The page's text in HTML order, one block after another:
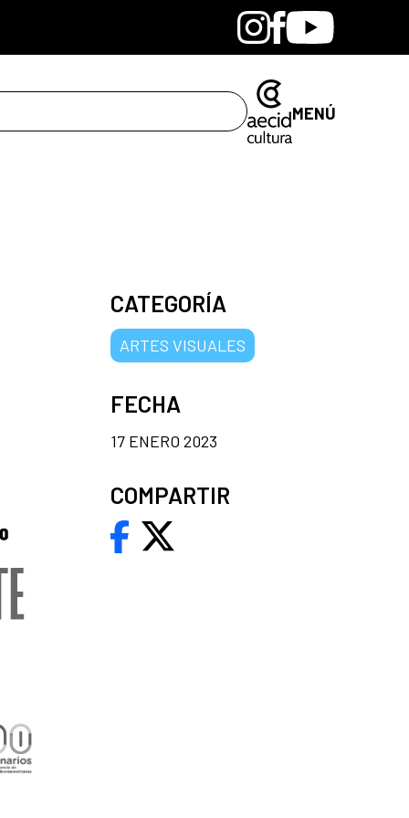
BandcampInstagram
Facebook
Youtube
MENÚ
CATEGORÍA
ARTES VISUALES
FECHA
17 ENERO 2023
COMPARTIR